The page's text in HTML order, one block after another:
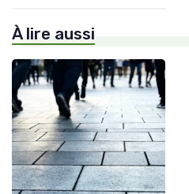
À lire aussi